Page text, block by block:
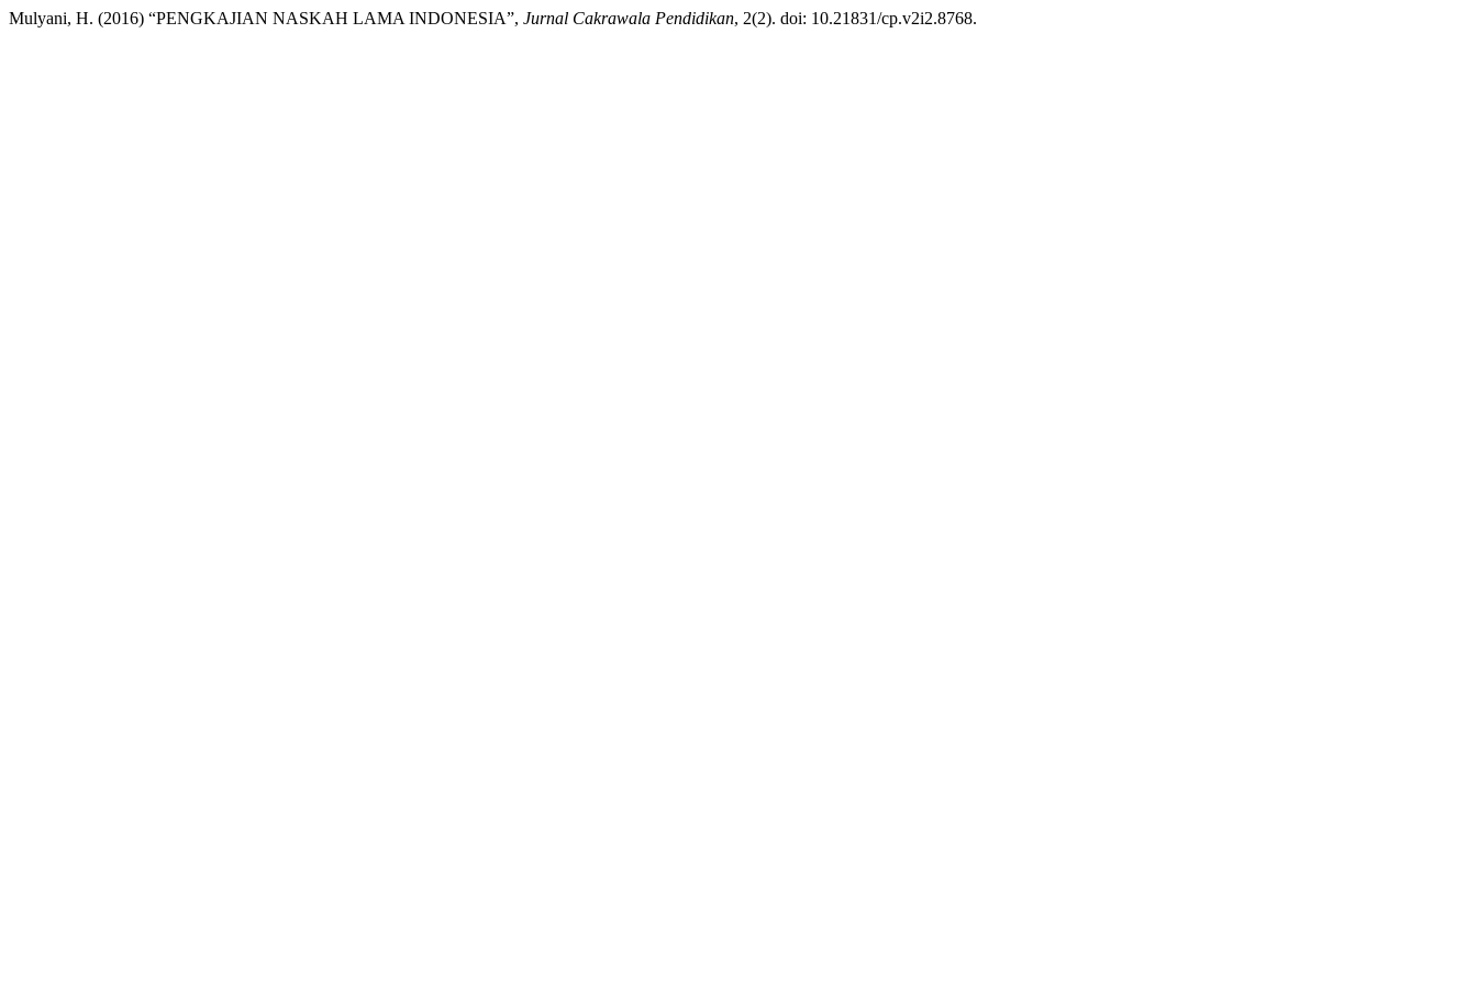
Mulyani, H. (2016) “PENGKAJIAN NASKAH LAMA INDONESIA”, Jurnal Cakrawala Pendidikan, 2(2). doi: 10.21831/cp.v2i2.8768.